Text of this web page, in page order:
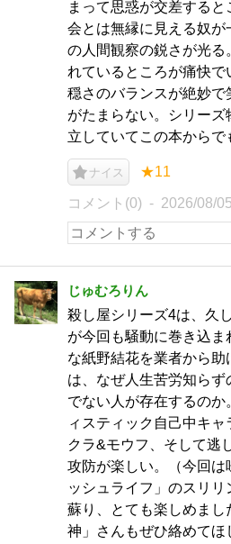
まって思惑が交差する
会とは無縁に見える奴
の人間観察の鋭さが光る
れているところが痛快
穏さのバランスが絶妙で
がたまらない。シリー
立していてこの本からで
ナイス ★11
コメント(0) 2026/08/05
じゅむろりん
殺し屋シリーズ4は、久
が今回も騒動に巻き込
な紙野結花を業者から助
は、なぜ人生苦労知らず
でない人が存在するの
ィスティック自己中キ
クラ&モウフ、そして逃
攻防が楽しい。（今回は
ッシュライフ」のスリ
蘇り、とても楽しめま
神」さんもぜひ絡めてほ